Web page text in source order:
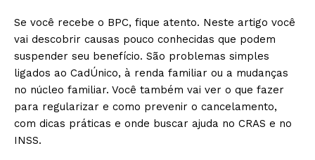
Se você recebe o BPC, fique atento. Neste artigo você
vai descobrir causas pouco conhecidas que podem
suspender seu benefício. São problemas simples
ligados ao CadÚnico, à renda familiar ou a mudanças
no núcleo familiar. Você também vai ver o que fazer
para regularizar e como prevenir o cancelamento,
com dicas práticas e onde buscar ajuda no CRAS e no
INSS.